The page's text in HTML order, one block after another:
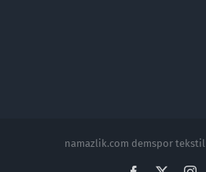
namazlik.com demspor